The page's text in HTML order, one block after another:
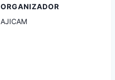
ORGANIZADOR
AJICAM